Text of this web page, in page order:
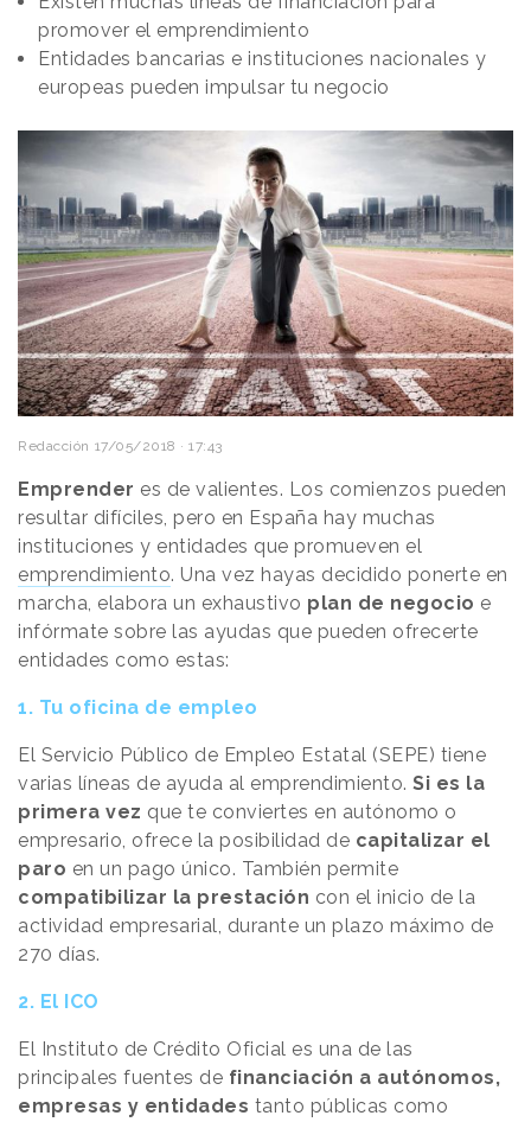
promover el emprendimiento
Entidades bancarias e instituciones nacionales y
europeas pueden impulsar tu negocio
Redacción 17/05/2018 · 17:43
Emprender es de valientes. Los comienzos pueden
resultar difíciles, pero en España hay muchas
instituciones y entidades que promueven el
emprendimiento. Una vez hayas decidido ponerte en
marcha, elabora un exhaustivo plan de negocio e
infórmate sobre las ayudas que pueden ofrecerte
entidades como estas:
1. Tu oficina de empleo
El Servicio Público de Empleo Estatal (SEPE) tiene
varias líneas de ayuda al emprendimiento. Si es la
primera vez que te conviertes en autónomo o
empresario, ofrece la posibilidad de capitalizar el
paro en un pago único. También permite
compatibilizar la prestación con el inicio de la
actividad empresarial, durante un plazo máximo de
270 días.
2. El ICO
El Instituto de Crédito Oficial es una de las
principales fuentes de financiación a autónomos,
empresas y entidades tanto públicas como